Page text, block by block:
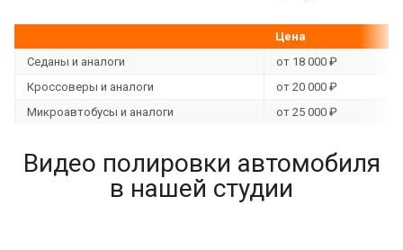
Цена
Седаны и аналоги
от 18 000 ₽
Кроссоверы и аналоги
от 20 000 ₽
Микроавтобусы и аналоги
от 25 000 ₽
Видео полировки автомобиля
в нашей студии